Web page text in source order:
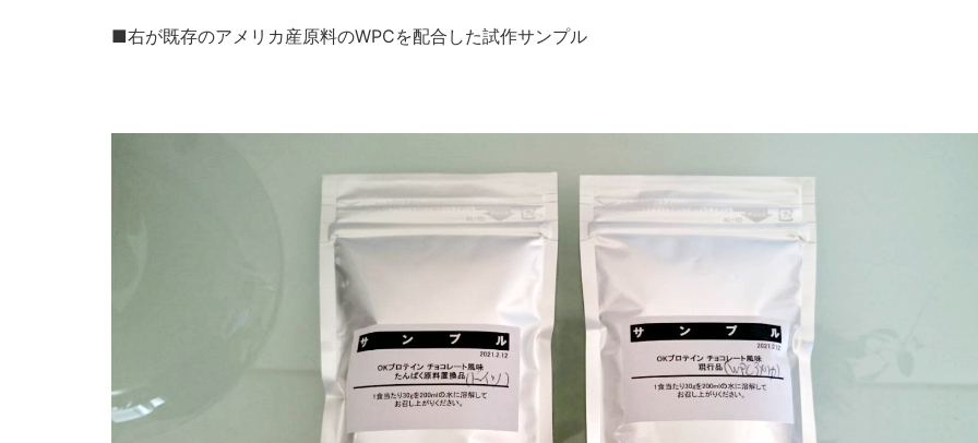
■右が既存のアメリカ産原料のWPCを配合した試作サンプル